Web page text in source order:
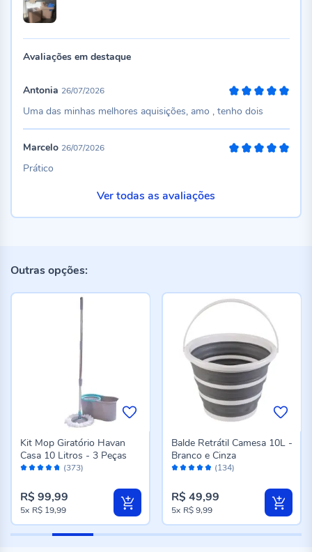
Avaliações em destaque
Antonia 26/07/2026
Uma das minhas melhores aquisições, amo , tenho dois
Marcelo 26/07/2026
Prático
Ver todas as avaliações
Outras opções:
Avaliação: (373)
Kit Mop Giratório Havan
Casa 10 Litros - 3 Peças
R$ 99,99
5x R$ 19,99
Avaliação: (134)
Balde Retrátil Camesa 10L -
Branco e Cinza
R$ 49,99
5x R$ 9,99